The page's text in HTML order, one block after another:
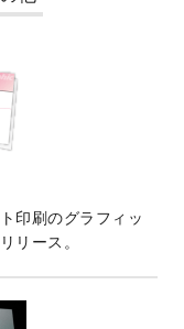
印刷のグラフィッ
リース。